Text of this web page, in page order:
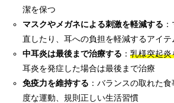
潔を保つ
マスクやメガネによる刺激を軽減する
直したり、耳への負担を軽減するアイテ
中耳炎は最後まで治療する ：乳様突起炎
耳炎を発症した場合は最後まで治療
免疫力を維持する ：バランスの取れた
度な運動、規則正しい生活習慣